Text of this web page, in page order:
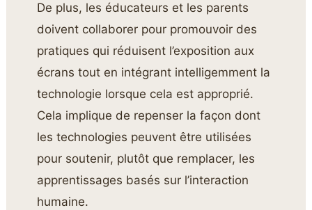
De plus, les éducateurs et les parents
doivent collaborer pour promouvoir des
pratiques qui réduisent l’exposition aux
écrans tout en intégrant intelligemment la
technologie lorsque cela est approprié.
Cela implique de repenser la façon dont
les technologies peuvent être utilisées
pour soutenir, plutôt que remplacer, les
apprentissages basés sur l’interaction
humaine.